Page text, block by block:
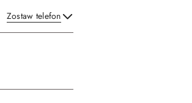
Zostaw telefon
Wyślij